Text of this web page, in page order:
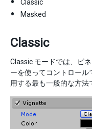
Classic
Masked
Classic
Classic モードでは、ビ
ーを使ってコントロール
用する最も一般的な方法